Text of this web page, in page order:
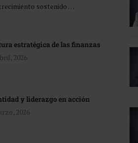
sostenido …
estratégica de las finanzas
2026
y liderazgo en acción
2026